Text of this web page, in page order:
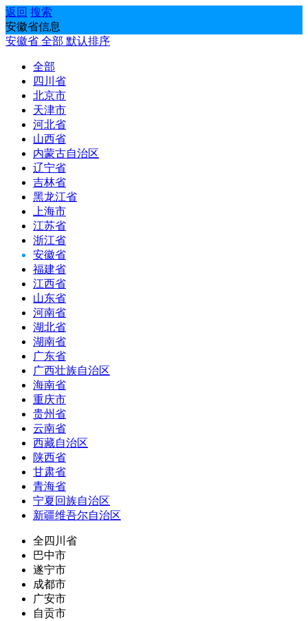
返回 搜索
安徽省信息
安徽省 全部 默认排序
全部
四川省
北京市
天津市
河北省
山西省
内蒙古自治区
辽宁省
吉林省
黑龙江省
上海市
江苏省
浙江省
安徽省
福建省
江西省
山东省
河南省
湖北省
湖南省
广东省
广西壮族自治区
海南省
重庆市
贵州省
云南省
西藏自治区
陕西省
甘肃省
青海省
宁夏回族自治区
新疆维吾尔自治区
全四川省
巴中市
遂宁市
成都市
广安市
自贡市